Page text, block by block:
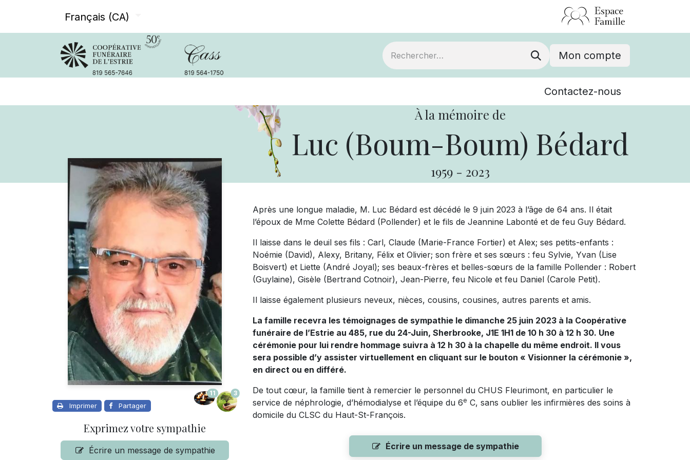
Français (CA)
Mon compte
Événements
Contactez-nous
À la mémoire de
Luc (Boum-Boum) Bédard
1959 - 2023
Imprimer Partager
11 3
Exprimez votre sympathie
Écrire un message de sympathie
Après une longue maladie, M. Luc Bédard est décédé le 9 juin 2023 à l’âge de 64 ans. Il était
l’époux de Mme Colette Bédard (Pollender) et le fils de Jeannine Labonté et de feu Guy Bédard.
Il laisse dans le deuil ses fils : Carl, Claude (Marie-France Fortier) et Alex; ses petits-enfants :
Noémie (David), Alexy, Britany, Félix et Olivier; son frère et ses sœurs : feu Sylvie, Yvan (Lise
Boisvert) et Liette (André Joyal); ses beaux-frères et belles-sœurs de la famille Pollender : Robert
(Guylaine), Gisèle (Bertrand Cotnoir), Jean-Pierre, feu Nicole et feu Daniel (Carole Petit).
Il laisse également plusieurs neveux, nièces, cousins, cousines, autres parents et amis.
La famille recevra les témoignages de sympathie le dimanche 25 juin 2023 à la Coopérative
funéraire de l’Estrie au 485, rue du 24-Juin, Sherbrooke, J1E 1H1 de 10 h 30 à 12 h 30. Une
cérémonie pour lui rendre hommage suivra à 12 h 30 à la chapelle du même endroit. Il vous
sera possible d’y assister virtuellement en cliquant sur le bouton « Visionner la cérémonie »,
en direct ou en différé.
De tout cœur, la famille tient à remercier le personnel du CHUS Fleurimont, en particulier le
service de néphrologie, d’hémodialyse et l’équipe du 6e C, sans oublier les infirmières des soins à
domicile du CLSC du Haut-St-François.
Écrire un message de sympathie